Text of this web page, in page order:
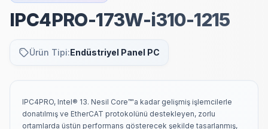
IPC4PRO-173W-i310-1215
Ürün Tipi:Endüstriyel Panel PC
IPC4PRO, Intel® 13. Nesil Core™'a kadar gelişmiş işlemcilerle
donatılmış ve EtherCAT protokolünü destekleyen, zorlu
ortamlarda üstün performans gösterecek şekilde tasarlanmış,